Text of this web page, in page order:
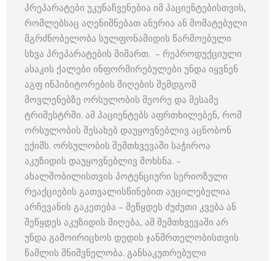
პრეპარატები უკუნაჩვენებია იმ პაციენტებისთვის,
რომლებსაც აღენიშნებათ ანურია ან მომატებული
მგრძნობელობა სულფონამიდის წარმოებული
სხვა პრეპარატების მიმართ. – რეპროდუქციული
ასაკის ქალები ინფორმირებულები უნდა იყვნენ
აგფ ინჰიბიტორების მიღების შემდგომ
მოვლენებზე ორსულობის მეორე და მესამე
ტრიმესტრში. ამ პაციენტებს აფრთხილებენ, რომ
ორსულობის შესახებ დაუყოვნებლივ აცნობონ
ექიმს. ორსულობის შემთხვევაში საჭიროა
აკუზიდის დაუყოვნებლივ მოხსნა. –
ახალშობილისთვის პოტენციური სერიოზული
რეაქციების გათვალისწინებით აუცილებელია
არჩევანის გაკეთება – შეწყდეს ძუძუთი კვება ან
შეწყდეს აკუზიდის მიღება, ამ შემთხვევაში არ
უნდა გამოირიცხოს დედის ჯანმრთელობისთვის
წამლის მნიშვნელობა. განსაკუთრებული